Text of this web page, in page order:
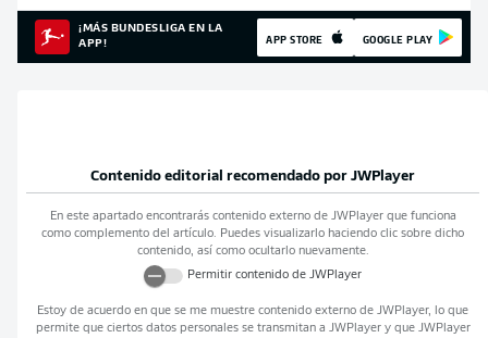
¡MÁS BUNDESLIGA EN LA
APP!
APP STORE GOOGLE PLAY
Contenido editorial recomendado por JWPlayer
En este apartado encontrarás contenido externo de JWPlayerque funciona
como complemento del artículo. Puedes visualizarlo haciendo clic sobre dicho
contenido, así como ocultarlo nuevamente.
Permitir contenido de JWPlayer
Estoy de acuerdo en que se me muestre contenido externo de JWPlayer, lo que
permite que ciertos datos personales se transmitan a JWPlayery que JWPlayer